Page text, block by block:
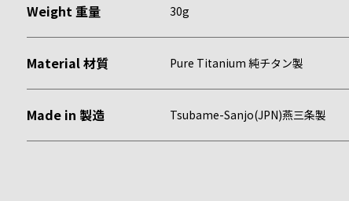
Weight 重量 30g
Material 材質 Pure Titanium 純チタン製
Made in 製造 Tsubame-Sanjo(JPN)燕三条製